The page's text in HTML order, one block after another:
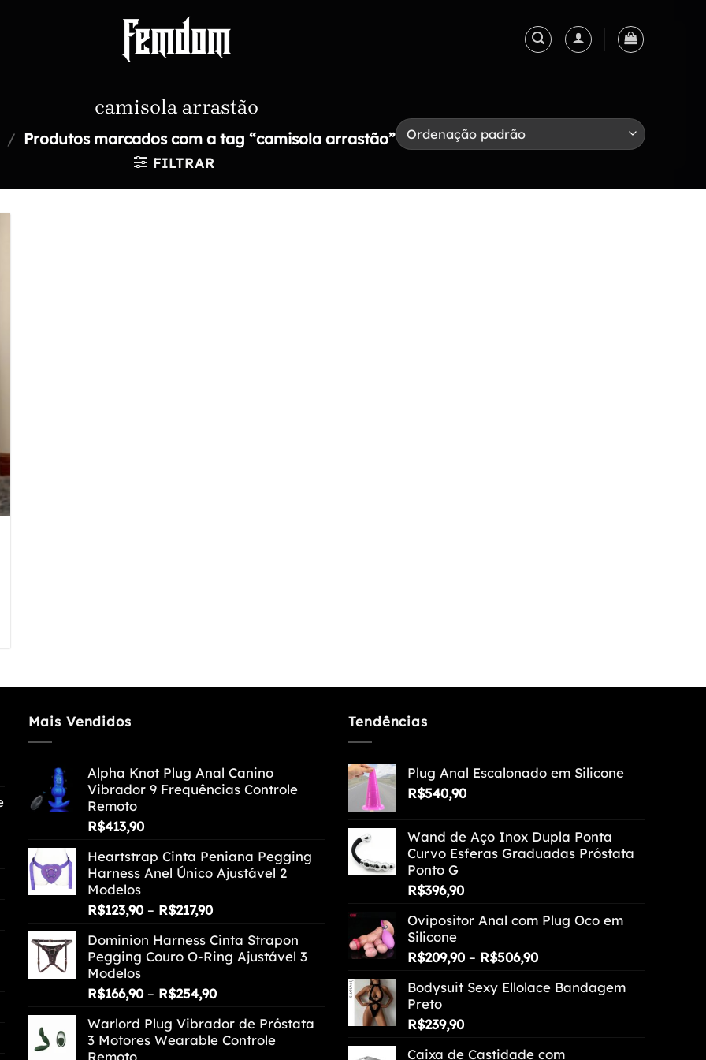
camisola arrastão
/ Produtos marcados com a tag “camisola arrastão”
FILTRAR
Mais Vendidos
Alpha Knot Plug Anal Canino
Vibrador 9 Frequências Controle
Remoto
R$413,90
Heartstrap Cinta Peniana Pegging
Harness Anel Único Ajustável 2
Modelos
R$123,90 – R$217,90Faixa
preço:
R$123,90
R$217,90
Dominion Harness Cinta Strapon
Pegging Couro O-Ring Ajustável 3
Modelos
R$166,90 – R$254,90Faixa
preço:
R$166,90
Warlord Plug Vibrador de Próstata
3 Motores Wearable Controle
Remoto
Tendências
Plug Anal Escalonado em Silicone
R$540,90
Wand de Aço Inox Dupla Ponta
Curvo Esferas Graduadas Próstata
Ponto G
R$396,90
Ovipositor Anal com Plug Oco em
Silicone
R$209,90 – R$506,90Faixa
preço:
Bodysuit Sexy Ellolace Bandagem
Preto
R$239,90
Caixa de Castidade com